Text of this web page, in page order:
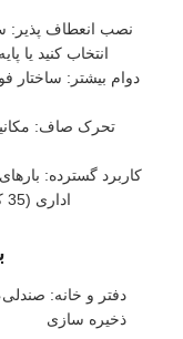
نصب انعطاف پذیر:
انتخاب کنید یا
کاربرد گسترده:
اداری (35 کیلوگرم) تا کابینت های سنگین (80 کیلوگرم)
دفتر و خانه:
ذخیره سازی